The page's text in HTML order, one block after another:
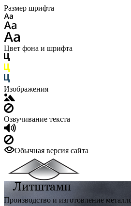
Размер шрифта
Цвет фона и шрифта
Изображения
Озвучивание текста
Обычная версия сайта
Производство и изготовление